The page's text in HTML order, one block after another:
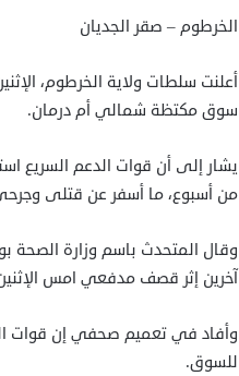
الخرطوم – صقر الجديان
سوق مكتظة شمالي أم درمان.
يشار إلى أن قوات الدعم السريع
من أسبوع، ما أسفر عن قتلى
آخرين إثر قصف مدفعي امس
وأفاد في تعميم صحفي إن قوات
للسوق.